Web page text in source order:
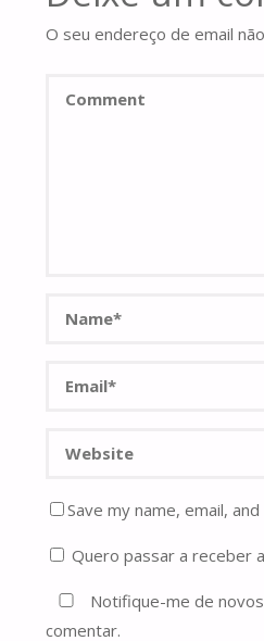
O seu endereço de email
Save my name, email,
Quero passar a receber
Notifique-me de
comentar.